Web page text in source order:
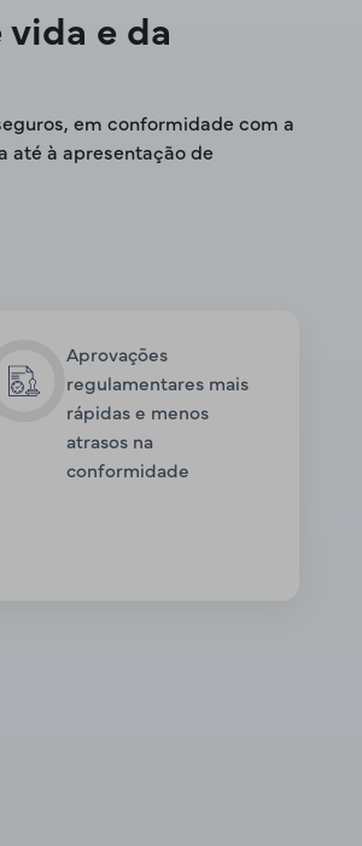
e da
em conformidade com a
até à apresentação de
Aprovações
regulamentares mais
rápidas e menos
atrasos na
conformidade